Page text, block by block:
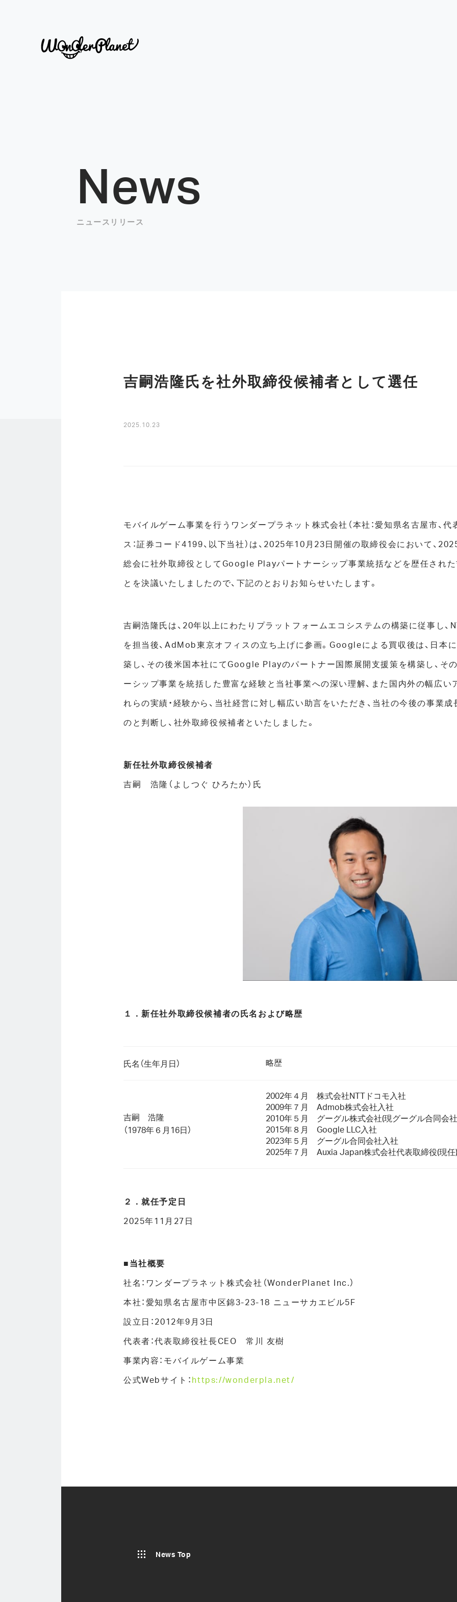
News
ニュースリリース
吉嗣浩隆氏を社外取締役候補者として選任
2025.10.23
モバイルゲーム事業を行うワンダープラネット株式会社（本社：愛知県名古屋市、代
ス：証券コード4199、以下当社）は、2025年10月23日開催の取締役会において、
総会に社外取締役としてGoogle Playパートナーシップ事業統括などを歴任され
とを決議いたしましたので、下記のとおりお知らせいたします。
吉嗣浩隆氏は、20年以上にわたりプラットフォームエコシステムの構築に従事し
を担当後、AdMob東京オフィスの立ち上げに参画。Googleによる買収後は、日
築し、その後米国本社にてGoogle Playのパートナー国際展開支援策を構築し、
ーシップ事業を統括した豊富な経験と当社事業への深い理解、また国内外の幅広い
れらの実績・経験から、当社経営に対し幅広い助言をいただき、当社の今後の事業
のと判断し、社外取締役候補者といたしました。
新任社外取締役候補者
吉嗣 浩隆（よしつぐ ひろたか）氏
１．新任社外取締役候補者の氏名および略歴
氏名（生年月日） 略歴
吉嗣 浩隆
（1978年６月16日）
2002年４月 株式会社NTTドコモ入社
2009年７月 Admob株式会社入社
2010年５月 グーグル株式会社(現グーグル合同会
2015年８月 Google LLC入社
2023年５月 グーグル合同会社入社
2025年７月 Auxia Japan株式会社代表取締役(現任)
２．就任予定日
2025年11月27日
■当社概要
社名：ワンダープラネット株式会社（WonderPlanet Inc.）
本社：愛知県名古屋市中区錦3-23-18 ニューサカエビル5F
設立日：2012年9月3日
代表者：代表取締役社長CEO 常川 友樹
事業内容：モバイルゲーム事業
公式Webサイト： https://wonderpla.net/
News Top